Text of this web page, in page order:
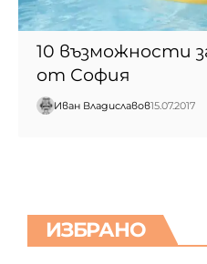
10 възможности
от София
Иван Владиславов15.07.2017
ИЗБРАНО